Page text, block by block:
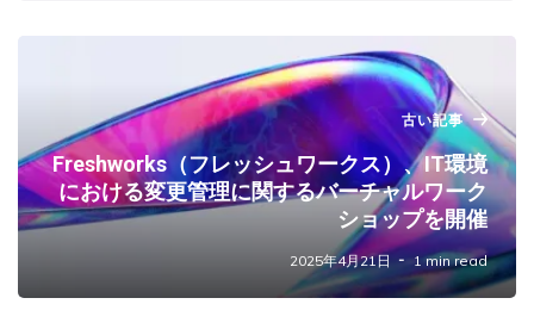
古い記事
Freshworks（フレッシュワークス）、IT環境
における変更管理に関するバーチャルワーク
ショップを開催
2025年4月21日 1 min read